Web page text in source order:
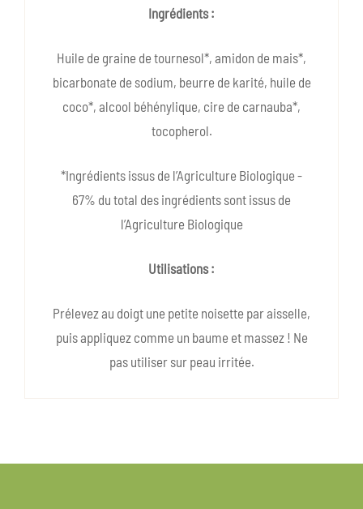
Ingrédients :
Huile de graine de tournesol*, amidon de mais*,
bicarbonate de sodium, beurre de karité, huile de
coco*, alcool béhénylique, cire de carnauba*,
tocopherol.
*Ingrédients issus de l’Agriculture Biologique -
67% du total des ingrédients sont issus de
l’Agriculture Biologique
Utilisations :
Prélevez au doigt une petite noisette par aisselle,
puis appliquez comme un baume et massez ! Ne
pas utiliser sur peau irritée.